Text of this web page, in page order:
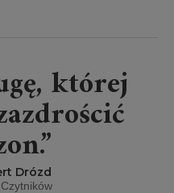
której
Drózd